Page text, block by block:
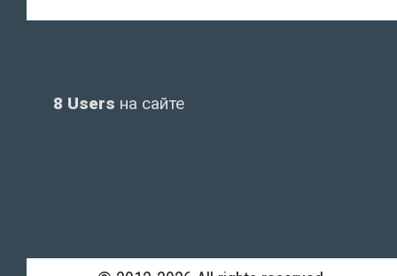
8 Users на сайте